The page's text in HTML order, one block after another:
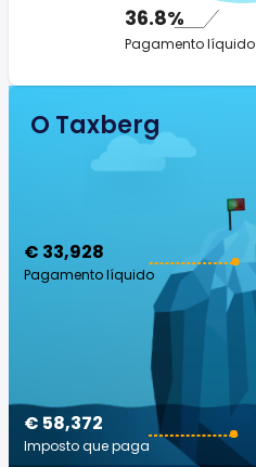
36.8%
Pagamento líquido
O Taxberg
€ 33,928
Pagamento líquido
€ 58,372
Imposto que paga